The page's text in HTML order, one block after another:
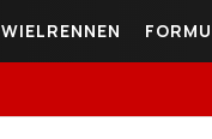
WIELRENNEN